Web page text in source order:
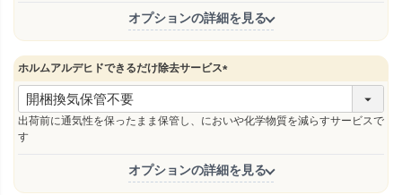
オプションの詳細を見る
ホルムアルデヒドできるだけ除去サービス
(
須
出荷前に通気性を保ったまま保管し、においや化学物質を減らすサービスで
す
オプションの詳細を見る